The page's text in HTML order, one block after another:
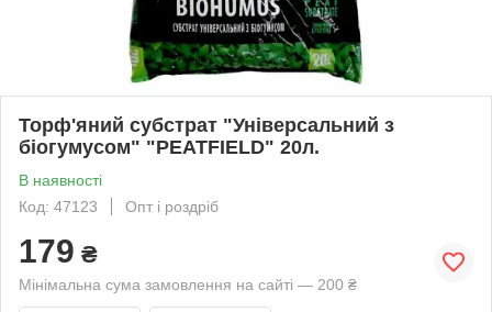
Торф'яний субстрат "Універсальний з
біогумусом" "PEATFIELD" 20л.
В наявності
Код: 47123
Опт і роздріб
179 ₴
Мінімальна сума замовлення на сайті — 200 ₴